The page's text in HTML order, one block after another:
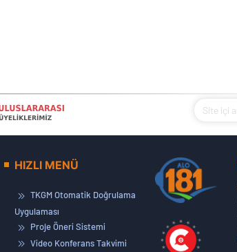
HIZLI MENÜ
TKGM Otomatik Doğrulama
Uygulaması
Proje Öneri Sistemi
Video Konferans Takvimi